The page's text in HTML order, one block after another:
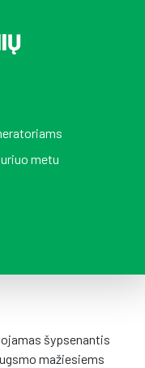
metu
šypsenantis
mažiesiems